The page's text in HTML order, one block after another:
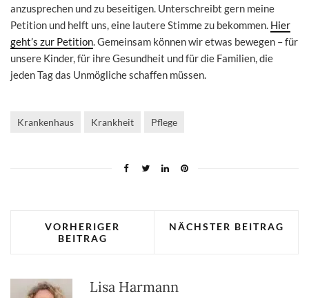
anzusprechen und zu beseitigen. Unterschreibt gern meine
Petition und helft uns, eine lautere Stimme zu bekommen. Hier
geht’s zur Petition. Gemeinsam können wir etwas bewegen – für
unsere Kinder, für ihre Gesundheit und für die Familien, die
jeden Tag das Unmögliche schaffen müssen.
Krankenhaus Krankheit Pflege
VORHERIGER
BEITRAG
NÄCHSTER BEITRAG
Lisa Harmann